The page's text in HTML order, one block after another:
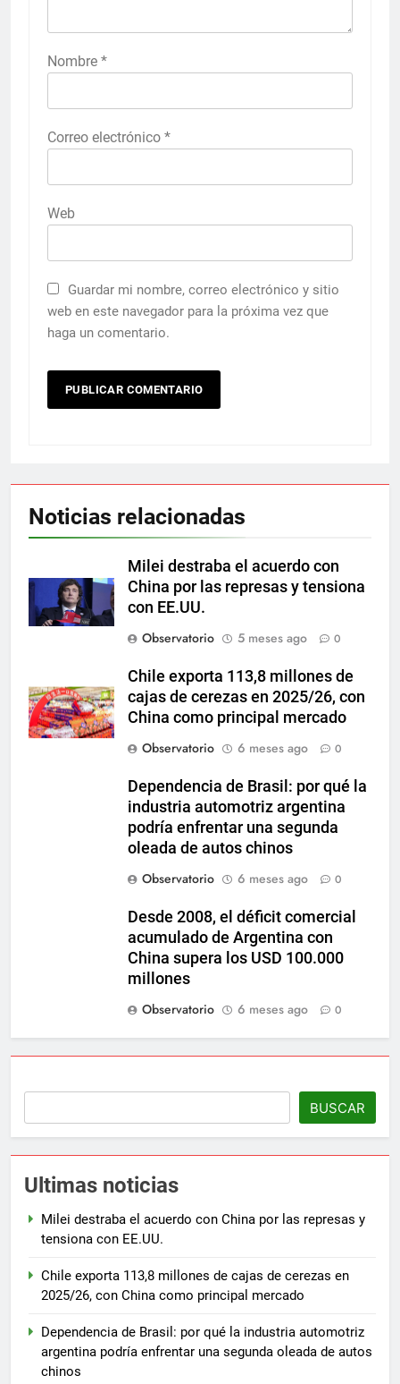
Nombre *
Correo electrónico *
Web
Guardar mi nombre, correo electrónico y sitio
web en este navegador para la próxima vez que
haga un comentario.
Noticias relacionadas
Milei destraba el acuerdo con
China por las represas y tensiona
con EE.UU.
Observatorio
5 meses ago 0
Chile exporta 113,8 millones de
cajas de cerezas en 2025/26, con
China como principal mercado
Observatorio
6 meses ago 0
Dependencia de Brasil: por qué la
industria automotriz argentina
podría enfrentar una segunda
oleada de autos chinos
Observatorio
6 meses ago 0
Desde 2008, el déficit comercial
acumulado de Argentina con
China supera los USD 100.000
millones
Observatorio
6 meses ago 0
BUSCAR
Ultimas noticias
Milei destraba el acuerdo con China por las represas y
tensiona con EE.UU.
Chile exporta 113,8 millones de cajas de cerezas en
2025/26, con China como principal mercado
Dependencia de Brasil: por qué la industria automotriz
argentina podría enfrentar una segunda oleada de autos
chinos